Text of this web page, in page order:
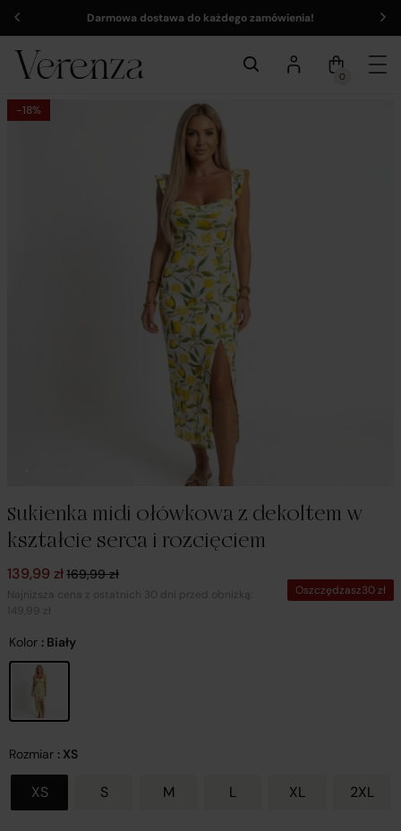
Darmowa dostawa do każdego zamówienia!
0
-18%
Sukienka midi ołówkowa z dekoltem w
kształcie serca i rozcięciem
169,99zł
Pierwotna cena wynosiła: 169,99 zł.
139,99 zł
Aktualna cena wynosi: 139,99 zł.
Najniższa cena z ostatnich 30 dni przed obniżką:
149,99 zł
Oszczędzasz30zł
Kolor : Biały
Rozmiar : XS
XS S M L XL 2XL